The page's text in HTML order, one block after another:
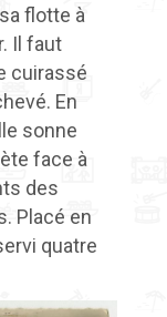
flotte à
Il faut
cuirassé
En
sonne
face à
des
Placé en
quatre